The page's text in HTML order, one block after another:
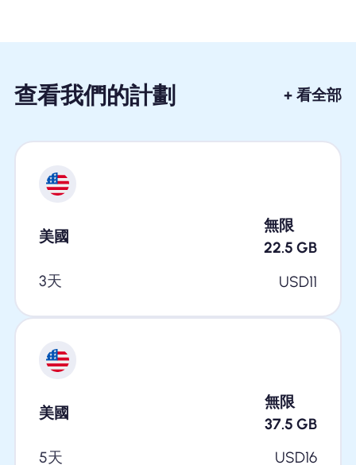
查看我們的計劃 + 看全部
美國
無限
22.5 GB
3天
USD11
美國
無限
37.5 GB
5天
USD16